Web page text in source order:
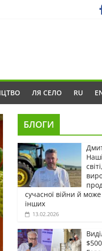
ЛЯ СЕЛО RU
БЛОГИ
сучасної війни й
інших
13.02.2026